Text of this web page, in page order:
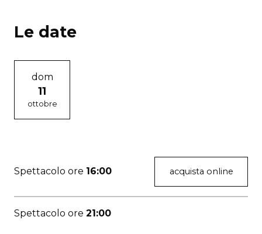
Le date
dom
11
ottobre
Spettacolo ore 16:00 acquista online
Spettacolo ore 21:00